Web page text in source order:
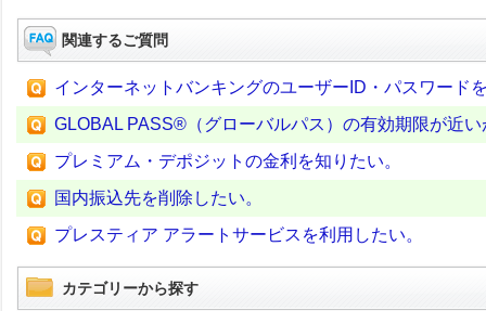
関連するご質問
インターネットバンキングのユーザーID・パスワード
GLOBAL PASS®（グローバルパス）の有効期限が近
プレミアム・デポジットの金利を知りたい。
国内振込先を削除したい。
プレスティア アラートサービスを利用したい。
カテゴリーから探す